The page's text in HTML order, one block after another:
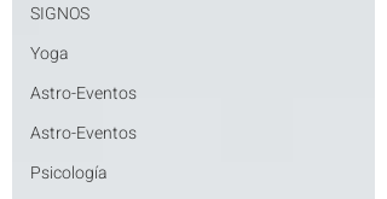
SIGNOS
Yoga
Astro-Eventos
Astro-Eventos
Psicología